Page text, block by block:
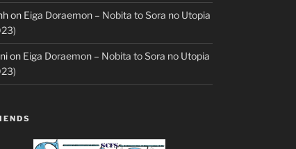
on Eiga Doraemon – Nobita to Sora no Utopia
on Eiga Doraemon – Nobita to Sora no Utopia